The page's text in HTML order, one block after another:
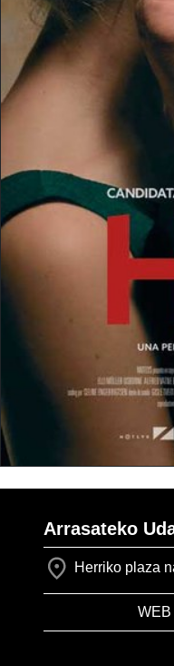
Arrasateko
Herriko plaza
WEB